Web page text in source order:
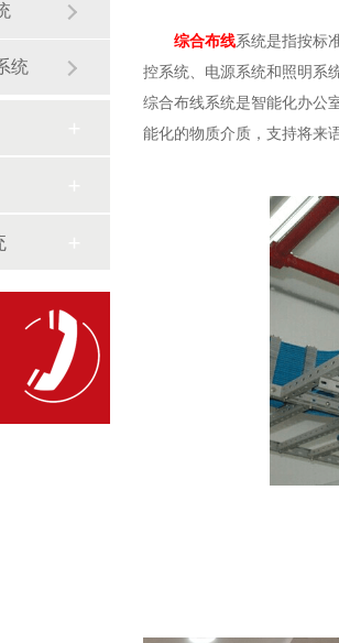
统
综合布线系统是指按标
控系统、电源系统和照明系
综合布线系统是智能化办公
能化的物质介质，支持将来